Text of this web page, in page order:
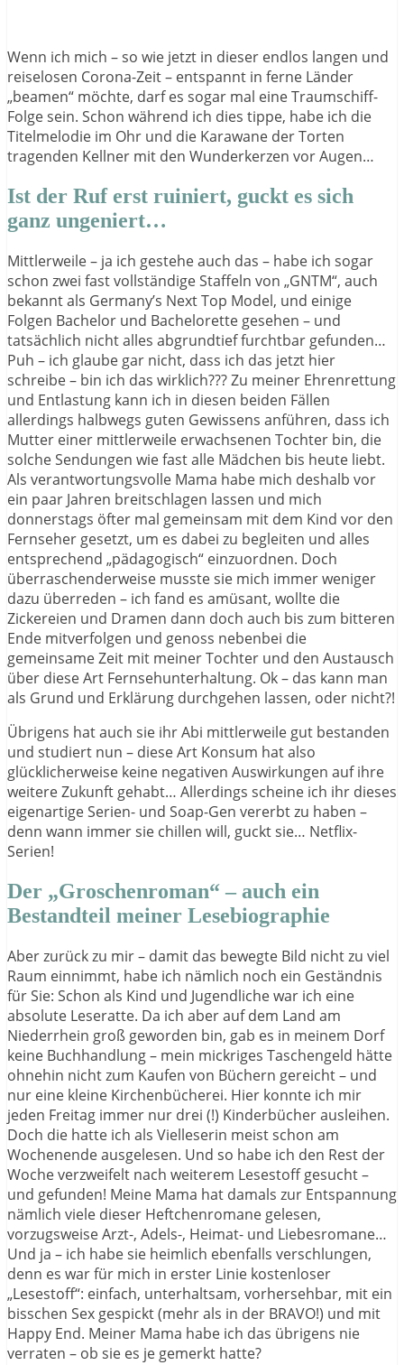
Wenn ich mich – so wie jetzt in dieser endlos langen und
reiselosen Corona-Zeit – entspannt in ferne Länder
„beamen“ möchte, darf es sogar mal eine Traumschiff-
Folge sein. Schon während ich dies tippe, habe ich die
Titelmelodie im Ohr und die Karawane der Torten
tragenden Kellner mit den Wunderkerzen vor Augen…
Ist der Ruf erst ruiniert, guckt es sich
ganz ungeniert…
Mittlerweile – ja ich gestehe auch das – habe ich sogar
schon zwei fast vollständige Staffeln von „GNTM“, auch
bekannt als Germany’s Next Top Model, und einige
Folgen Bachelor und Bachelorette gesehen – und
tatsächlich nicht alles abgrundtief furchtbar gefunden…
Puh – ich glaube gar nicht, dass ich das jetzt hier
schreibe – bin ich das wirklich??? Zu meiner Ehrenrettung
und Entlastung kann ich in diesen beiden Fällen
allerdings halbwegs guten Gewissens anführen, dass ich
Mutter einer mittlerweile erwachsenen Tochter bin, die
solche Sendungen wie fast alle Mädchen bis heute liebt.
Als verantwortungsvolle Mama habe mich deshalb vor
ein paar Jahren breitschlagen lassen und mich
donnerstags öfter mal gemeinsam mit dem Kind vor den
Fernseher gesetzt, um es dabei zu begleiten und alles
entsprechend „pädagogisch“ einzuordnen. Doch
überraschenderweise musste sie mich immer weniger
dazu überreden – ich fand es amüsant, wollte die
Zickereien und Dramen dann doch auch bis zum bitteren
Ende mitverfolgen und genoss nebenbei die
gemeinsame Zeit mit meiner Tochter und den Austausch
über diese Art Fernsehunterhaltung. Ok – das kann man
als Grund und Erklärung durchgehen lassen, oder nicht?!
Übrigens hat auch sie ihr Abi mittlerweile gut bestanden
und studiert nun – diese Art Konsum hat also
glücklicherweise keine negativen Auswirkungen auf ihre
weitere Zukunft gehabt… Allerdings scheine ich ihr dieses
eigenartige Serien- und Soap-Gen vererbt zu haben –
denn wann immer sie chillen will, guckt sie… Netflix-
Serien!
Der „Groschenroman“ – auch ein
Bestandteil meiner Lesebiographie
Aber zurück zu mir – damit das bewegte Bild nicht zu viel
Raum einnimmt, habe ich nämlich noch ein Geständnis
für Sie: Schon als Kind und Jugendliche war ich eine
absolute Leseratte. Da ich aber auf dem Land am
Niederrhein groß geworden bin, gab es in meinem Dorf
keine Buchhandlung – mein mickriges Taschengeld hätte
ohnehin nicht zum Kaufen von Büchern gereicht – und
nur eine kleine Kirchenbücherei. Hier konnte ich mir
jeden Freitag immer nur drei (!) Kinderbücher ausleihen.
Doch die hatte ich als Vielleserin meist schon am
Wochenende ausgelesen. Und so habe ich den Rest der
Woche verzweifelt nach weiterem Lesestoff gesucht –
und gefunden! Meine Mama hat damals zur Entspannung
nämlich viele dieser Heftchenromane gelesen,
vorzugsweise Arzt-, Adels-, Heimat- und Liebesromane…
Und ja – ich habe sie heimlich ebenfalls verschlungen,
denn es war für mich in erster Linie kostenloser
„Lesestoff“: einfach, unterhaltsam, vorhersehbar, mit ein
bisschen Sex gespickt (mehr als in der BRAVO!) und mit
Happy End. Meiner Mama habe ich das übrigens nie
verraten – ob sie es je gemerkt hatte?